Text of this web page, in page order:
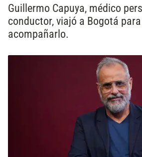
Guillermo Capuya, médico
conductor, viajó a Bogotá
acompañarlo.